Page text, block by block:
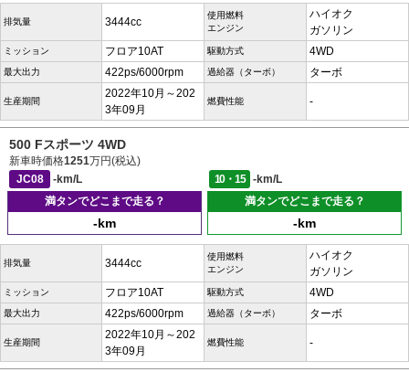
排気量 3444cc
使用燃料
エンジン
ハイオク
ガソリン
ミッション フロア10AT 駆動方式 4WD
最大出力 422ps/6000rpm 過給器（ターボ） ターボ
生産期間
2022年10月～202
3年09月
燃費性能 -
500 Fスポーツ 4WD
新車時価格1251万円(税込)
JC08
-km/L 10・15
-km/L
満タンでどこまで走る？
-km
満タンでどこまで走る？
-km
排気量 3444cc
使用燃料
エンジン
ハイオク
ガソリン
ミッション フロア10AT 駆動方式 4WD
最大出力 422ps/6000rpm 過給器（ターボ） ターボ
生産期間
2022年10月～202
3年09月
燃費性能 -